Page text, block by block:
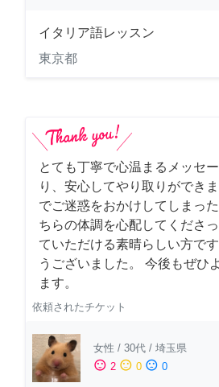
イタリア語レッスン
東京都
とても丁寧で心温まるメッセ
り、安心してやり取りができ
でご迷惑をおかけしてしまっ
ちらの体調を心配してくださ
ていただける素晴らしい方で
うございました。 今後もぜひ
ます。
依頼されたチケット
女性 / 30代 / 埼玉県
sentiment_satisfied 2 sentiment_neutral 0 sentiment_dissatisfied 0